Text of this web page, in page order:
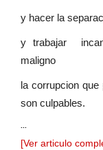
y hacer la
y trabajar
maligno
la corrupcion
son culpables.
...
[Ver articulo